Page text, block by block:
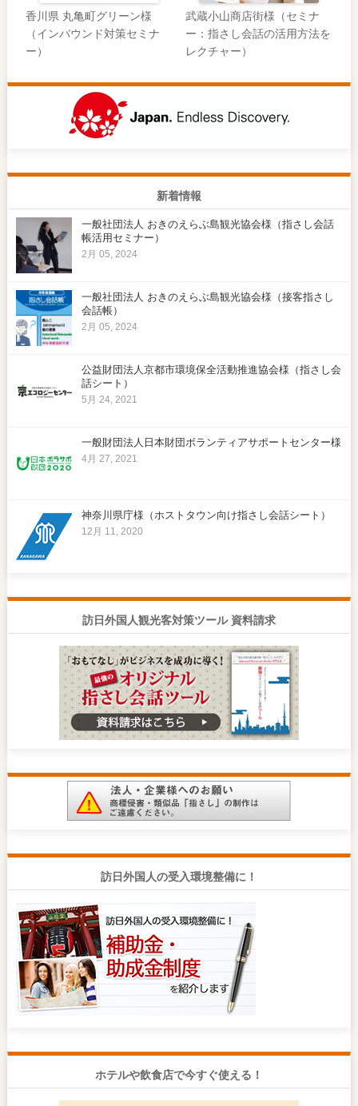
香川県 丸亀町グリーン様
（インバウンド対策セミナ
ー）
武蔵小山商店街様（セミナ
ー：指さし会話の活用方法を
レクチャー）
新着情報
一般社団法人 おきのえらぶ島観光協会様（指さし会話
帳活用セミナー）
2月 05, 2024
一般社団法人 おきのえらぶ島観光協会様（接客指さし
会話帳）
2月 05, 2024
公益財団法人京都市環境保全活動推進協会様（指さし会
話シート）
5月 24, 2021
一般財団法人日本財団ボランティアサポートセンター様
4月 27, 2021
神奈川県庁様（ホストタウン向け指さし会話シート）
12月 11, 2020
訪日外国人観光客対策ツール 資料請求
訪日外国人の受入環境整備に！
ホテルや飲食店で今すぐ使える！